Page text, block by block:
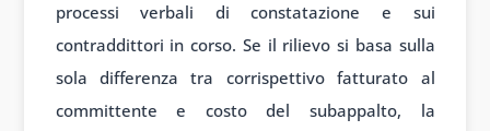
processi verbali di constatazione e sui
contraddittori in corso. Se il rilievo si basa sulla
sola differenza tra corrispettivo fatturato al
committente e costo del subappalto, la